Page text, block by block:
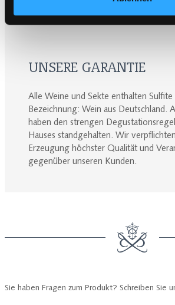
haben oder die sie im Rahmen Ihrer
gesammelt haben.
UNSERE GARANTIE
Alle Weine und Sekte enthalten
Bezeichnung: Wein aus Deutschland.
haben den strengen
Hauses standgehalten. Wir
Erzeugung höchster Qualität und
gegenüber unseren Kunden.
Sie haben Fragen zum Produkt? Schreiben Sie